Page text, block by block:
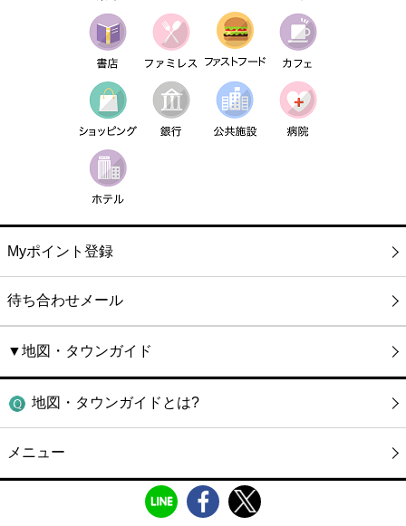
Myポイント登録
待ち合わせメール
▼地図・タウンガイド
地図・タウンガイドとは?
メニュー